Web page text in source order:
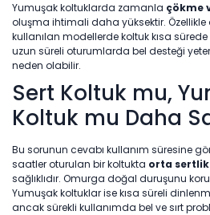
Yumuşak koltuklarda zamanla çökme
oluşma ihtimali daha yüksektir.
kullanılan modellerde koltuk kısa
uzun süreli oturumlarda bel desteği
neden olabilir.
Sert Koltuk mu,
Koltuk mu Daha
Bu sorunun cevabı kullanım süresine
saatler oturulan bir koltukta orta
sağlıklıdır. Omurga doğal duruşunu
Yumuşak koltuklar ise kısa süreli
ancak sürekli kullanımda bel ve sırt